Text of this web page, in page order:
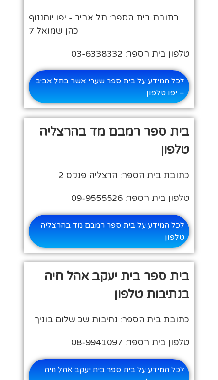
כתובת בית הספר: תל אביב - יפו יוחננוף
כהן שמואל 7
טלפון בית הספר: 03-6338332
לכל המידע על בית ספר שערי אשר בתל אביב
– יפו טלפון
בית ספר רמבם מד בהרצליה
טלפון
כתובת בית הספר: הרצליה פנקס 2
טלפון בית הספר: 09-9555526
לכל המידע על בית ספר רמבם מד בהרצליה
טלפון
בית ספר בית יעקב אהל חיה
בנתיבות טלפון
כתובת בית הספר: נתיבות שכ שלום בוניך
טלפון בית הספר: 08-9941097
לכל המידע על בית ספר בית יעקב אהל חיה